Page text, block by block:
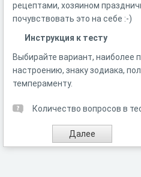
рецептами, хозяином
почувствовать это на себе :-)
Инструкция к тесту
Выбирайте вариант, наиболее
настроению, знаку зодиака,
темпераменту.
Количество вопросов в